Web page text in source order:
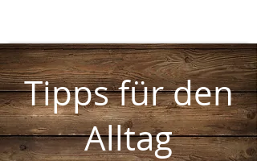
Tipps für den
Alltag